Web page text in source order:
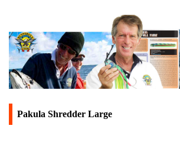
Pakula Shredder Large